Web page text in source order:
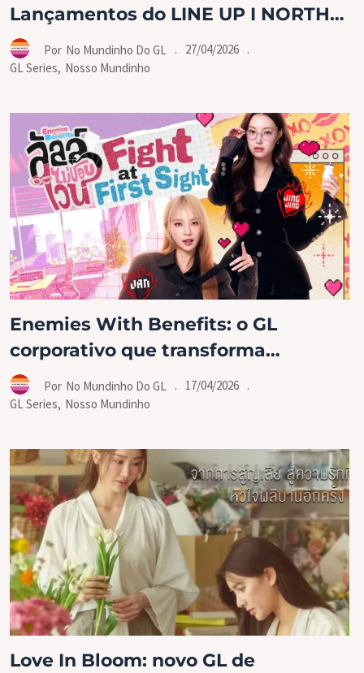
Lançamentos do LINE UP I NORTH
STAR que Estão por Vir!
Por No Mundinho Do GL . 27/04/2026 .
GL Series, Nosso Mundinho
Enemies With Benefits: o GL
corporativo que transforma
rivalidade em desejo
Por No Mundinho Do GL . 17/04/2026 .
GL Series, Nosso Mundinho
Love In Bloom: novo GL de